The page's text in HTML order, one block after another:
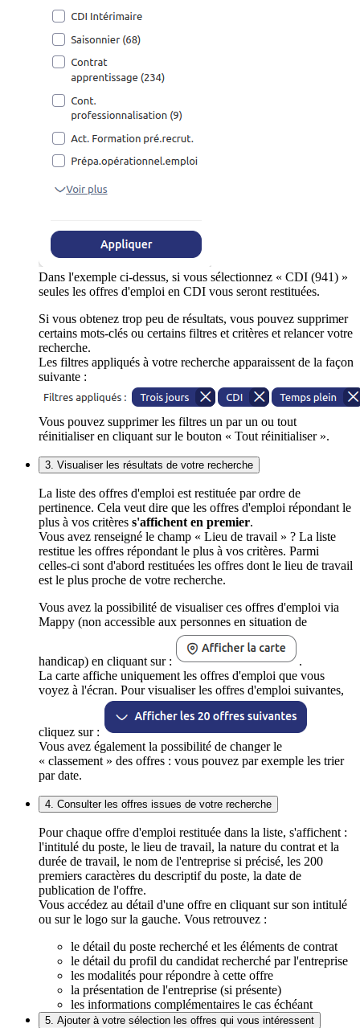
Dans l'exemple ci-dessus, si vous sélectionnez « CDI (941) »
seules les offres d'emploi en CDI vous seront restituées.
Si vous obtenez trop peu de résultats, vous pouvez supprimer
certains mots-clés ou certains filtres et critères et relancer votre
recherche.
Les filtres appliqués à votre recherche apparaissent de la façon
suivante :
Vous pouvez supprimer les filtres un par un ou tout
réinitialiser en cliquant sur le bouton « Tout réinitialiser ».
3. Visualiser les résultats de votre recherche
La liste des offres d'emploi est restituée par ordre de
pertinence. Cela veut dire que les offres d'emploi répondant le
plus à vos critères s'affichent en premier.
Vous avez renseigné le champ « Lieu de travail » ? La liste
restitue les offres répondant le plus à vos critères. Parmi
celles-ci sont d'abord restituées les offres dont le lieu de travail
est le plus proche de votre recherche.
Vous avez la possibilité de visualiser ces offres d'emploi via
Mappy (non accessible aux personnes en situation de
handicap) en cliquant sur :
.
La carte affiche uniquement les offres d'emploi que vous
voyez à l'écran. Pour visualiser les offres d'emploi suivantes,
cliquez sur :
Vous avez également la possibilité de changer le
« classement » des offres : vous pouvez par exemple les trier
par date.
4. Consulter les offres issues de votre recherche
Pour chaque offre d'emploi restituée dans la liste, s'affichent :
l'intitulé du poste, le lieu de travail, la nature du contrat et la
durée de travail, le nom de l'entreprise si précisé, les 200
premiers caractères du descriptif du poste, la date de
publication de l'offre.
Vous accédez au détail d'une offre en cliquant sur son intitulé
ou sur le logo sur la gauche. Vous retrouvez :
le détail du poste recherché et les éléments de contrat
le détail du profil du candidat recherché par l'entreprise
les modalités pour répondre à cette offre
la présentation de l'entreprise (si présente)
les informations complémentaires le cas échéant
5. Ajouter à votre sélection les offres qui vous intéressent